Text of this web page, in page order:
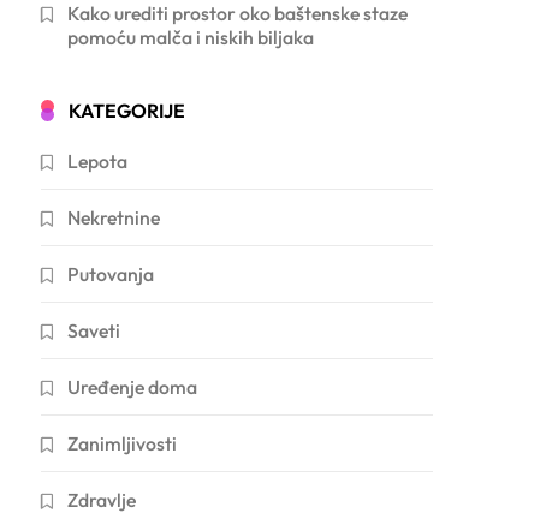
Kako urediti prostor oko baštenske staze
pomoću malča i niskih biljaka
KATEGORIJE
Lepota
Nekretnine
Putovanja
Saveti
Uređenje doma
Zanimljivosti
Zdravlje